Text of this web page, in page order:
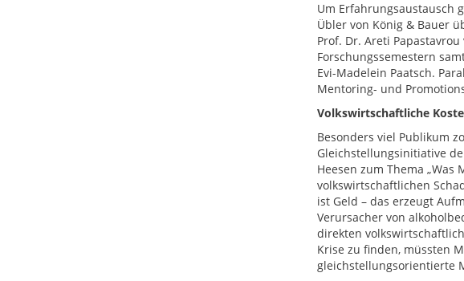
Um Erfahrungsaustausch
Übler von König & Bauer
Prof. Dr. Areti
Forschungssemestern
Evi-Madelein Paatsch.
Mentoring- und
Volkswirtschaftliche
Besonders viel Publikum
Gleichstellungsinitiative
Heesen zum Thema
volkswirtschaftlichen
ist Geld – das erzeugt
Verursacher von
direkten
Krise zu finden, müssten
gleichstellungsorientierte